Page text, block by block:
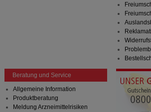
Beratung und Service
Allgemeine Information
Produktberatung
Meldung Arzneimittelrisiken